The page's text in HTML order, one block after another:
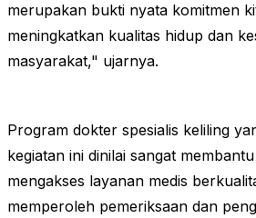
merupakan bukti nyata komitmen
meningkatkan kualitas hidup dan
masyarakat," ujarnya.
Program dokter spesialis keliling
kegiatan ini dinilai sangat
mengakses layanan medis
memperoleh pemeriksaan dan